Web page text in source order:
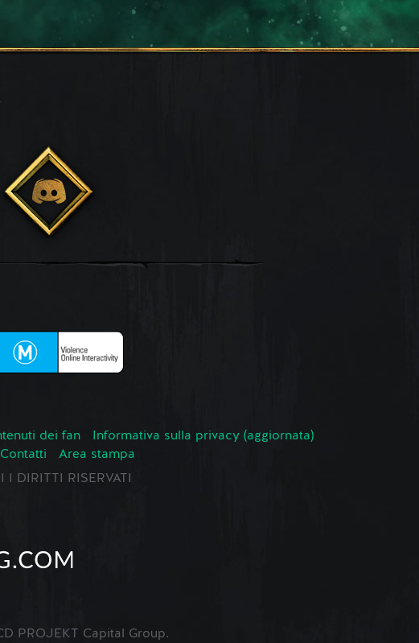
dei fan
Informativa sulla privacy (aggiornata)
Contatti
Area stampa
DIRITTI RISERVATI
PROJEKT Capital Group.